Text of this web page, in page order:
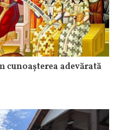
adevărată